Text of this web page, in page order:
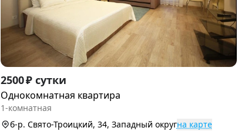
Item
1
of
2500 ₽ сутки
Однокомнатная квартира
1-комнатная
б-р. Свято-Троицкий, 34, Западный округна карте